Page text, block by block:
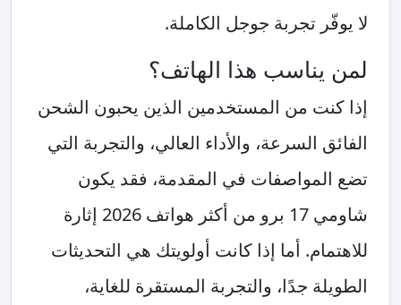
لا يوفّر تجربة جوجل الكاملة.
لمن يناسب هذا الهاتف؟
إذا كنت من المستخدمين الذين يحبون الشحن
الفائق السرعة، والأداء العالي، والتجربة التي
تضع المواصفات في المقدمة، فقد يكون
شاومي 17 برو من أكثر هواتف 2026 إثارة
للاهتمام. أما إذا كانت أولويتك هي التحديثات
الطويلة جدًا، والتجربة المستقرة للغاية،